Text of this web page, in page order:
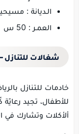
الـديانة :
العمـر : 50 س
شغالات للتنازل
خادمات للتنازل
للأطفال، تجيد
ألأكلات وتشارك في